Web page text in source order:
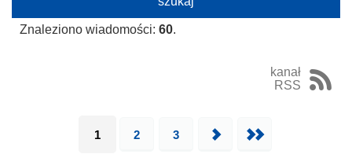
Znaleziono wiadomości: 60.
kanał
RSS
1 2 3